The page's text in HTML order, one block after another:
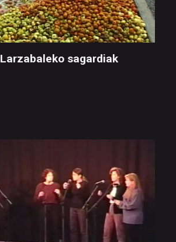
sagardiak